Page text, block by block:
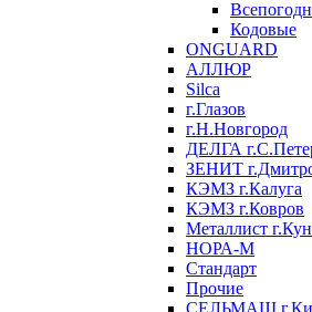
Кодовые
ONGUARD
АЛЛЮР
Silca
г.Глазов
г.Н.Новгород
ДЕЛГА
ЗЕНИТ
КЭМЗ г.Калуга
КЭМЗ г.Ковров
Металлист
НОРА-М
Стандарт
Прочие
СЕЛЬМАШ